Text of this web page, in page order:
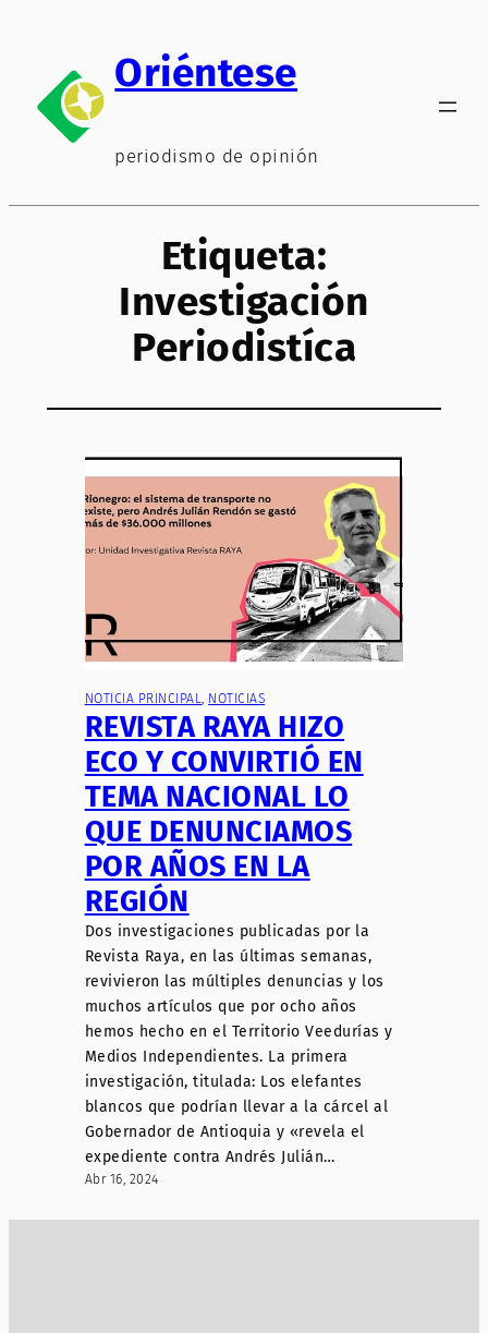
contenido
Oriéntese
periodismo de opinión
Etiqueta:
Investigación
Periodistíca
NOTICIA PRINCIPAL, NOTICIAS
REVISTA RAYA HIZO
ECO Y CONVIRTIÓ EN
TEMA NACIONAL LO
QUE DENUNCIAMOS
POR AÑOS EN LA
REGIÓN
Dos investigaciones publicadas por la
Revista Raya, en las últimas semanas,
revivieron las múltiples denuncias y los
muchos artículos que por ocho años
hemos hecho en el Territorio Veedurías y
Medios Independientes. La primera
investigación, titulada: Los elefantes
blancos que podrían llevar a la cárcel al
Gobernador de Antioquia y «revela el
expediente contra Andrés Julián…
Abr 16, 2024